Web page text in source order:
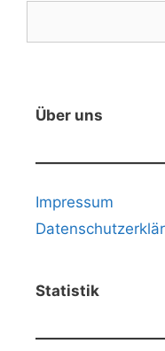
Über uns
Impressum
Statistik